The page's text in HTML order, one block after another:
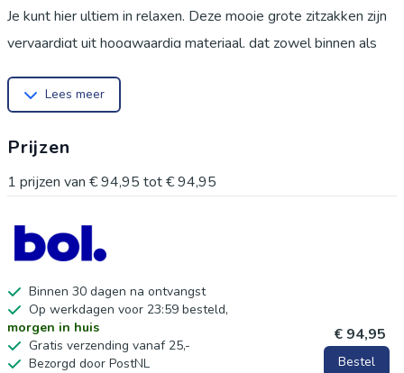
Je kunt hier ultiem in relaxen. Deze mooie grote zitzakken zijn
vervaardigt uit hoogwaardig materiaal, dat zowel binnen als
je balkon altijd lekker luieren in deze heerlijke zitzak. Je kunt
zitten. Wil je er liever in liggen? Schud de zitzak even op, leg
hem plat neer en je hebt de perfecte loungeplek! Je
chillen met vrienden of om er heerlijk op te relaxen in de tuin.
Voordelen
Binnen en buiten te gebruiken
Rechtop of plat leggen
Heerlijk relaxen
Lees meer
Prijzen
1 prijzen van € 94,95 tot€ 94,95
Binnen 30 dagen na ontvangst
Op werkdagen voor 23:59 besteld,
morgen in huis
Gratis verzending vanaf 25,-
Bezorgd door PostNL
€ 94,95
Bestel